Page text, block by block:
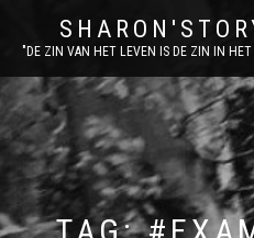
"DE ZIN VAN HET LEVEN IS DE ZIN IN HET